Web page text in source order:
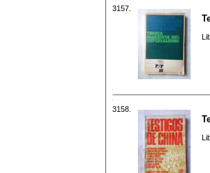
3157.
3158.